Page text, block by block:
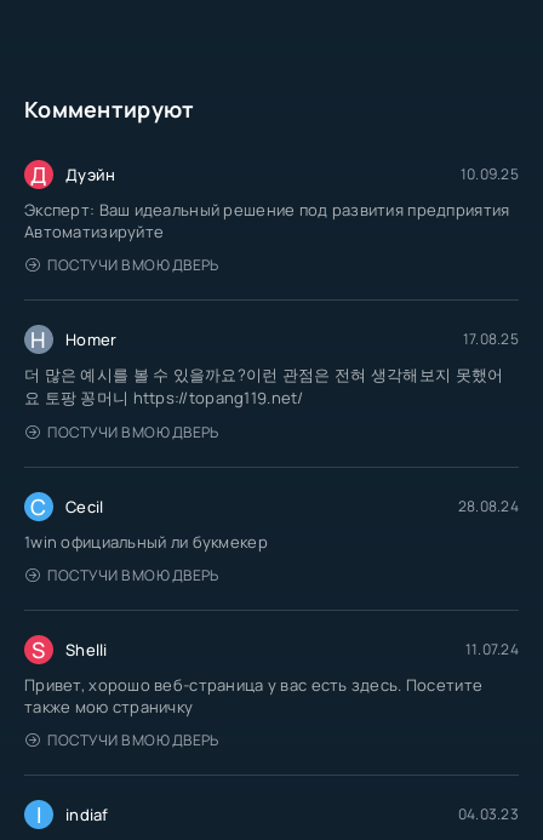
Комментируют
Д Дуэйн 10.09.25
Эксперт: Ваш идеальный решение под развития предприятия
Автоматизируйте
ПОСТУЧИ В МОЮ ДВЕРЬ
H Homer 17.08.25
더 많은 예시를 볼 수 있을까요?이런 관점은 전혀 생각해보지 못했어
요 토팡 꽁머니 https://topang119.net/
ПОСТУЧИ В МОЮ ДВЕРЬ
C Cecil 28.08.24
1win официальный ли букмекер
ПОСТУЧИ В МОЮ ДВЕРЬ
S Shelli 11.07.24
Привет, хорошо веб-страница у вас есть здесь. Посетите
также мою страничку
ПОСТУЧИ В МОЮ ДВЕРЬ
I indiaf 04.03.23